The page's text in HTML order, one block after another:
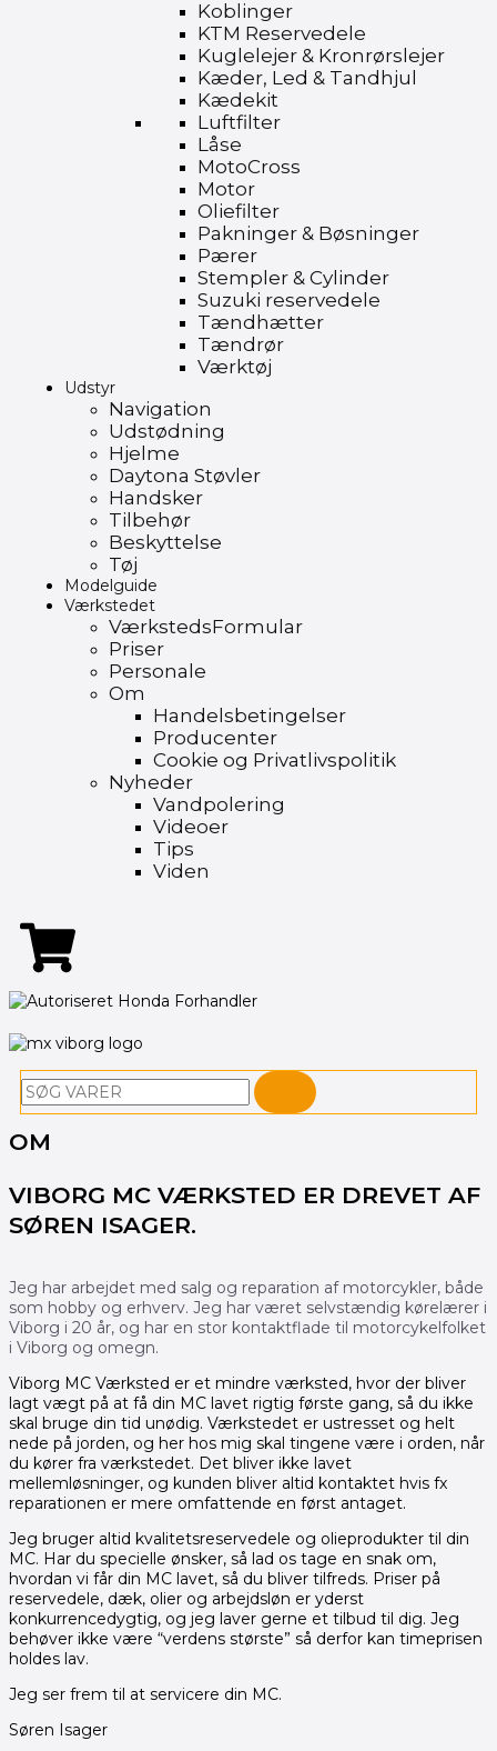
Koblinger
KTM Reservedele
Kuglelejer & Kronrørslejer
Kæder, Led & Tandhjul
Kædekit
Luftfilter
Låse
MotoCross
Motor
Oliefilter
Pakninger & Bøsninger
Pærer
Stempler & Cylinder
Suzuki reservedele
Tændhætter
Tændrør
Værktøj
Udstyr
Navigation
Udstødning
Hjelme
Daytona Støvler
Handsker
Tilbehør
Beskyttelse
Tøj
Modelguide
Værkstedet
VærkstedsFormular
Priser
Personale
Om
Handelsbetingelser
Producenter
Cookie og Privatlivspolitik
Nyheder
Vandpolering
Videoer
Tips
Viden
Søg
OM
VIBORG MC VÆRKSTED ER DREVET AF
SØREN ISAGER.
Jeg har arbejdet med salg og reparation af motorcykler, både
som hobby og erhverv. Jeg har været selvstændig kørelærer i
Viborg i 20 år, og har en stor kontaktflade til motorcykelfolket
i Viborg og omegn.
Viborg MC Værksted er et mindre værksted, hvor der bliver
lagt vægt på at få din MC lavet rigtig første gang, så du ikke
skal bruge din tid unødig. Værkstedet er ustresset og helt
nede på jorden, og her hos mig skal tingene være i orden, når
du kører fra værkstedet. Det bliver ikke lavet
mellemløsninger, og kunden bliver altid kontaktet hvis fx
reparationen er mere omfattende en først antaget.
Jeg bruger altid kvalitetsreservedele og olieprodukter til din
MC. Har du specielle ønsker, så lad os tage en snak om,
hvordan vi får din MC lavet, så du bliver tilfreds. Priser på
reservedele, dæk, olier og arbejdsløn er yderst
konkurrencedygtig, og jeg laver gerne et tilbud til dig. Jeg
behøver ikke være “verdens største” så derfor kan timeprisen
holdes lav.
Jeg ser frem til at servicere din MC.
Søren Isager